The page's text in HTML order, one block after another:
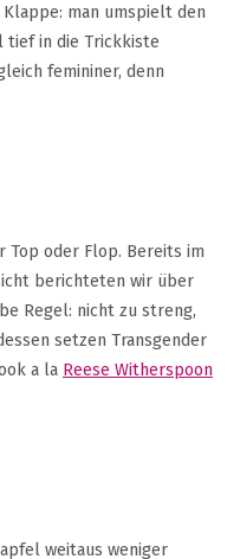
man umspielt den
tief in die Trickkiste
femininer, denn
Top oder Flop. Bereits im
berichteten wir über
Regel: nicht zu streng,
setzen Transgender
a la Reese Witherspoon
weitaus weniger